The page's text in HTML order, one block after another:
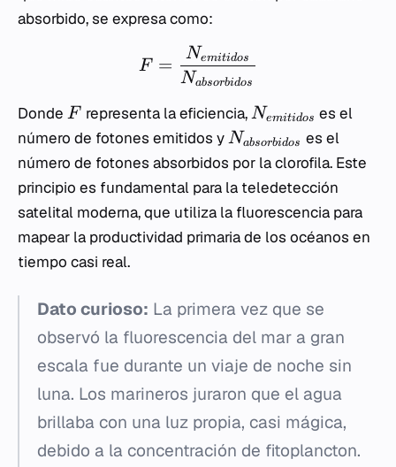
absorbido, se expresa como:
F =
Nabsorbidos
Nemitidos
Donde F representa la eficiencia, Nemitidos es el
número de fotones emitidos y Nabsorbidos es el
número de fotones absorbidos por la clorofila. Este
principio es fundamental para la teledetección
satelital moderna, que utiliza la fluorescencia para
mapear la productividad primaria de los océanos en
tiempo casi real.
Dato curioso: La primera vez que se
observó la fluorescencia del mar a gran
escala fue durante un viaje de noche sin
luna. Los marineros juraron que el agua
brillaba con una luz propia, casi mágica,
debido a la concentración de fitoplancton.